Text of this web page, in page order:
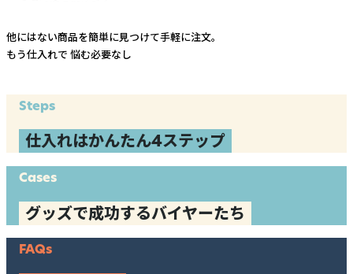
他にはない商品を簡単に見つけて手軽に注文。
もう仕入れで 悩む必要なし
Steps
仕入れはかんたん4ステップ
Cases
グッズで成功するバイヤーたち
FAQs